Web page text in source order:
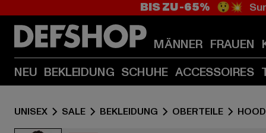
BIS ZU -65% 😲💥
MÄNNER FRAUEN
NEU BEKLEIDUNG SCHUHE ACCESSOIRES
UNISEX SALE BEKLEIDUNG OBERTEILE